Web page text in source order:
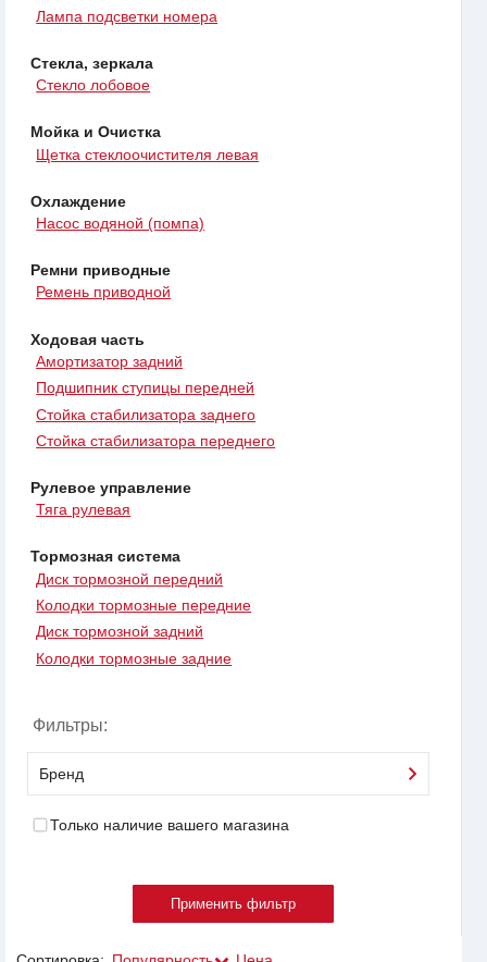
Лампа подсветки номера
Стекла, зеркала
Стекло лобовое
Мойка и Очистка
Щетка стеклоочистителя левая
Охлаждение
Насос водяной (помпа)
Ремни приводные
Ремень приводной
Ходовая часть
Амортизатор задний
Подшипник ступицы передней
Стойка стабилизатора заднего
Стойка стабилизатора переднего
Рулевое управление
Тяга рулевая
Тормозная система
Диск тормозной передний
Колодки тормозные передние
Диск тормозной задний
Колодки тормозные задние
Фильтры:
Бренд
Только наличие вашего магазина